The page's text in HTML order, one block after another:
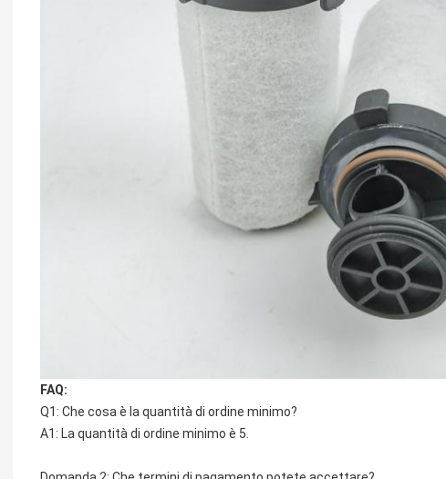
FAQ:
Q1: Che cosa è la quantità di ordine minimo?
A1: La quantità di ordine minimo è 5.